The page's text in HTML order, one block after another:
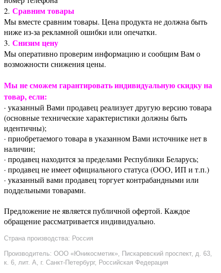
2. Сравним товары
Мы вместе сравним товары. Цена продукта не должна быть
ниже из-за рекламной ошибки или опечатки.
3. Снизим цену
Мы оперативно проверим информацию и сообщим Вам о
возможности снижения цены.
Мы не сможем гарантировать индивидуальную скидку на
товар, если:
· указанный Вами продавец реализует другую версию товара
(основные технические характеристики должны быть
идентичны);
· приобретаемого товара в указанном Вами источнике нет в
наличии;
· продавец находится за пределами Республики Беларусь;
· продавец не имеет официального статуса (ООО, ИП и т.п.)
· указанный вами продавец торгует контрабандными или
поддельными товарами.
Предложение не является публичной офертой. Каждое
обращение рассматривается индивидуально.
Страна производства: Россия
Производитель: ООО «Юникосметик», Пискаревский проспект, д. 63,
к. 6, лит. А, г. Санкт-Петербург, Российская Федерация